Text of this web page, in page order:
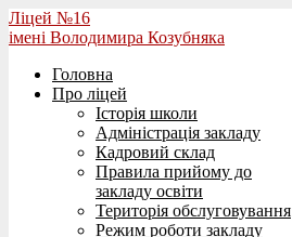
Ліцей №16
імені Володимира Козубняка
Головна
Про ліцей
Історія школи
Адміністрація закладу
Кадровий склад
Правила прийому до
закладу освіти
Територія обслуговування
Режим роботи закладу